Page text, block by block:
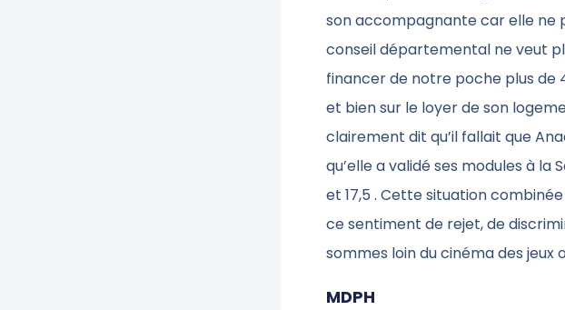
son accompagnante car elle ne
conseil départemental ne veut
financer de notre poche plus de
et bien sur le loyer de son
clairement dit qu’il fallait que
qu’elle a validé ses modules à la
et 17,5 . Cette situation
ce sentiment de rejet, de
sommes loin du cinéma des jeux
MDPH